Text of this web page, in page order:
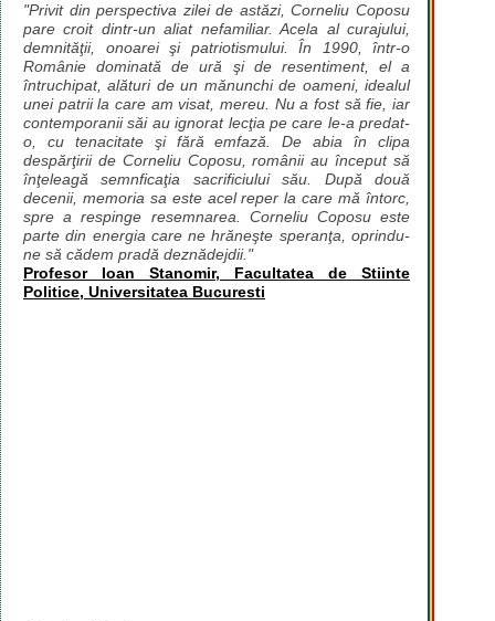
"Privit din perspectiva zilei de astăzi, Corneliu Coposu
pare croit dintr-un aliat nefamiliar. Acela al curajului,
demnităţii, onoarei şi patriotismului. În 1990, într-o
Românie dominată de ură şi de resentiment, el a
întruchipat, alături de un mănunchi de oameni, idealul
unei patrii la care am visat, mereu. Nu a fost să fie, iar
contemporanii săi au ignorat lecţia pe care le-a predat-
o, cu tenacitate şi fără emfază. De abia în clipa
despărţirii de Corneliu Coposu, românii au început să
înţeleagă semnficaţia sacrificiului său. După două
decenii, memoria sa este acel reper la care mă întorc,
spre a respinge resemnarea. Corneliu Coposu este
parte din energia care ne hrăneşte speranţa, oprindu-
ne să cădem pradă deznădejdii."
Profesor Ioan Stanomir, Facultatea de Stiinte
Politice, Universitatea Bucuresti